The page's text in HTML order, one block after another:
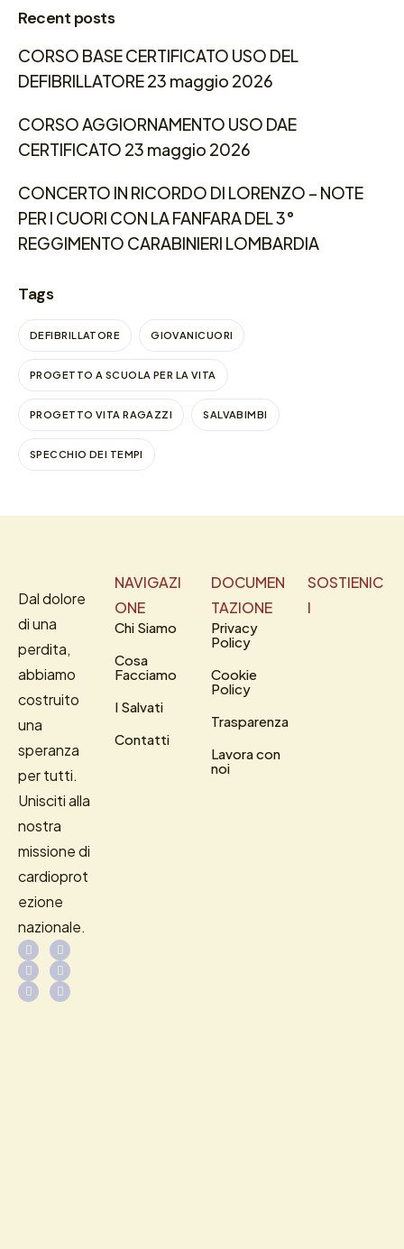
Recent posts
CORSO BASE CERTIFICATO USO DEL
DEFIBRILLATORE 23 maggio 2026
CORSO AGGIORNAMENTO USO DAE
CERTIFICATO 23 maggio 2026
CONCERTO IN RICORDO DI LORENZO – NOTE
PER I CUORI CON LA FANFARA DEL 3°
REGGIMENTO CARABINIERI LOMBARDIA
Tags
DEFIBRILLATORE GIOVANICUORI
PROGETTO A SCUOLA PER LA VITA
PROGETTO VITA RAGAZZI SALVABIMBI
SPECCHIO DEI TEMPI
Dal dolore
di una
perdita,
abbiamo
costruito
una
speranza
per tutti.
Unisciti alla
nostra
missione di
cardioprot
ezione
nazionale.
NAVIGAZI
ONE
Chi Siamo
Cosa
Facciamo
I Salvati
Contatti
DOCUMEN
TAZIONE
Privacy
Policy
Cookie
Policy
Trasparenza
Lavora con
noi
SOSTIENIC
I